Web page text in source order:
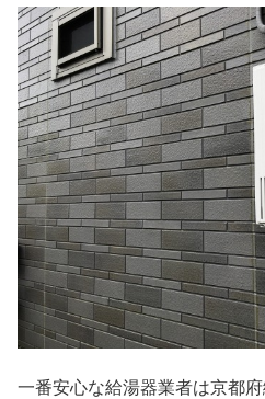
一番安心な給湯器業者は京都